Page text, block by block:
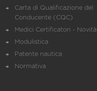
Carta di Qualificazione del
Conducente (CQC)
Medici Certificatori - Novità
Modulistica
Patente nautica
Normativa